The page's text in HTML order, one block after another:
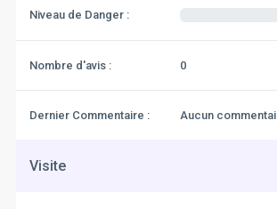
Niveau de Danger :
Nombre d'avis : 0
Dernier Commentaire : Aucun
Visite